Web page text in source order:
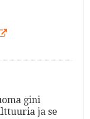
gini
ja se